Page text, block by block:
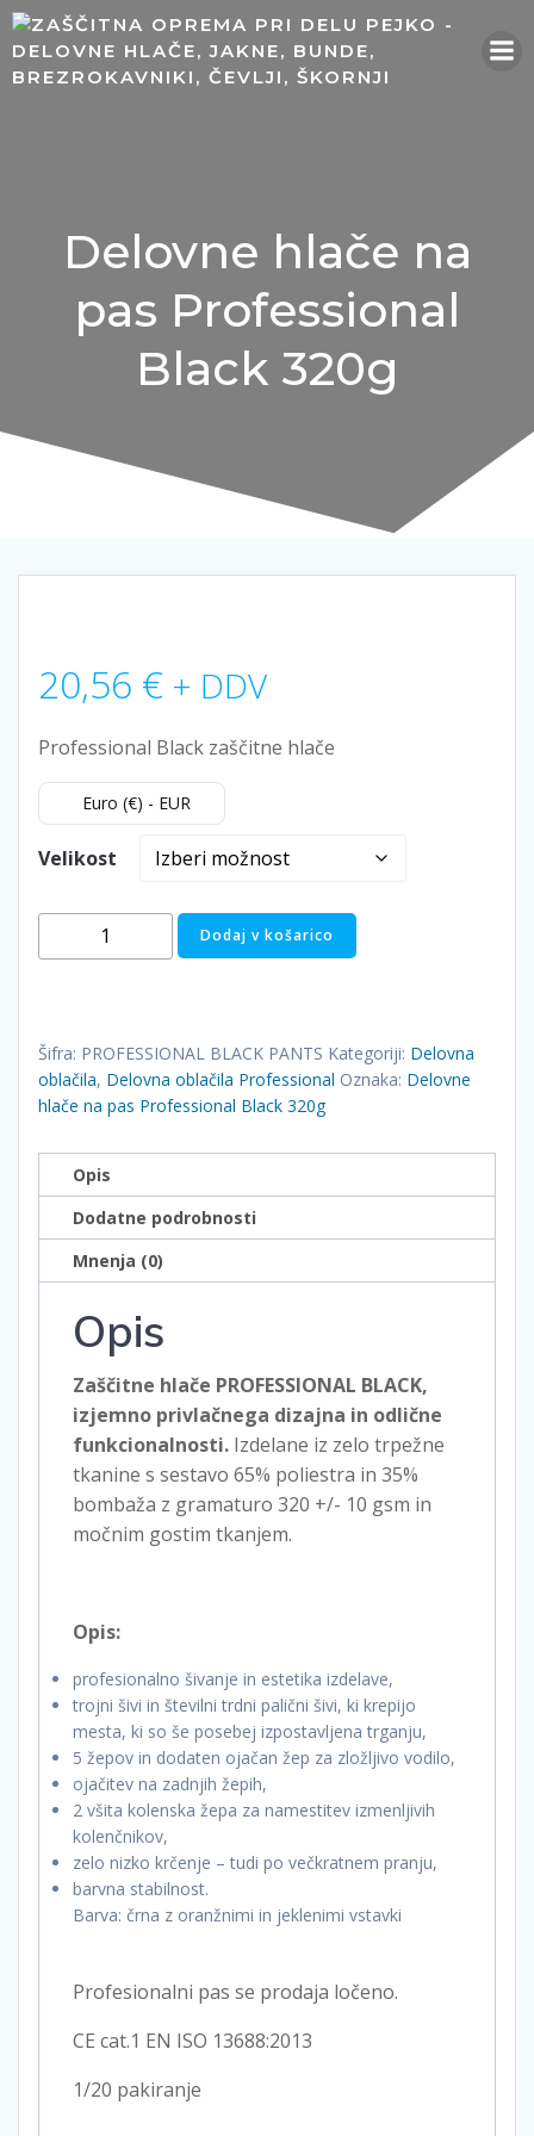
Skip
to
content
Delovne hlače na
pas Professional
Black 320g
20,56 € + DDV
Professional Black zaščitne hlače
Euro (€) - EUR
Velikost
Delovne
hlače
Professional
Black
320g
Dodaj v košarico
Šifra: PROFESSIONAL BLACK PANTS Kategoriji: Delovna
oblačila, Delovna oblačila Professional Oznaka: Delovne
hlače na pas Professional Black 320g
Opis
Dodatne podrobnosti
Mnenja (0)
Opis
Zaščitne hlače PROFESSIONAL BLACK,
izjemno privlačnega dizajna in odlične
funkcionalnosti. Izdelane iz zelo trpežne
tkanine s sestavo 65% poliestra in 35%
bombaža z gramaturo 320 +/- 10 gsm in
močnim gostim tkanjem.
Opis:
profesionalno šivanje in estetika izdelave,
trojni šivi in ​​številni trdni palični šivi, ki krepijo
mesta, ki so še posebej izpostavljena trganju,
5 žepov in dodaten ojačan žep za zložljivo vodilo,
ojačitev na zadnjih žepih,
2 všita kolenska žepa za namestitev izmenljivih
kolenčnikov,
zelo nizko krčenje – tudi po večkratnem pranju,
barvna stabilnost.
Barva: črna z oranžnimi in jeklenimi vstavki
Profesionalni pas se prodaja ločeno.
CE cat.1 EN ISO 13688:2013
1/20 pakiranje